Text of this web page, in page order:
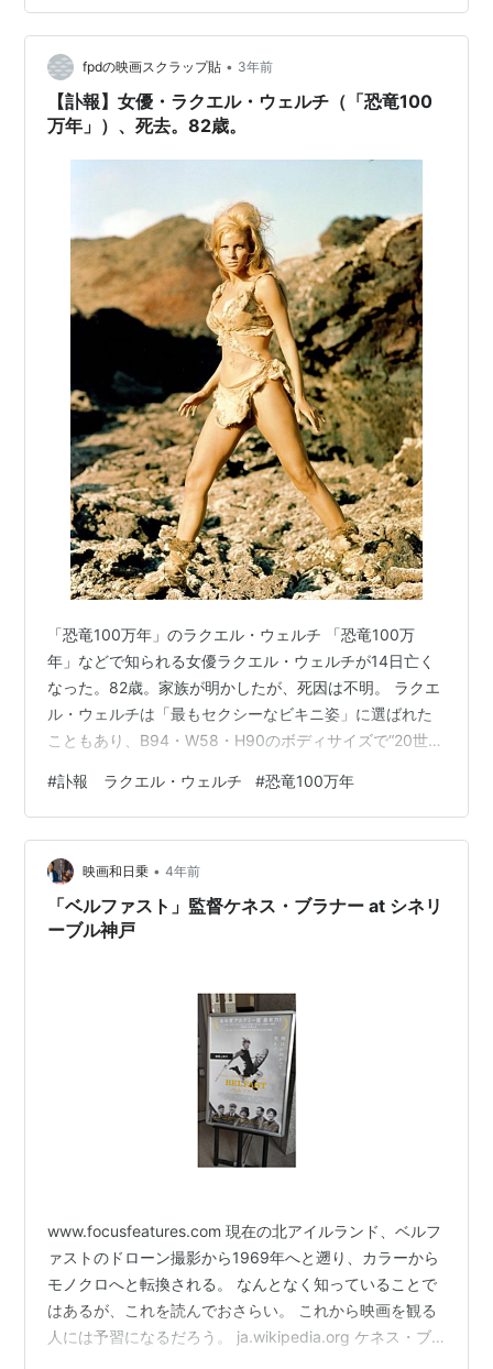
の脅威を逃れ、愛を求めて岩山を駆けまわる。 ハマー・
プロが製作した英国映画で、スペインのカナリア諸島
（ランサローテ島とテネリフェ島）でロケ撮影が敢行さ
れた。監督はテレビ出身のドン・チャフィ。撮影はウィ
ルキー・クーパー、音楽…
fpdの映画スクラップ貼 • 3年前
【訃報】女優・ラクエル・ウェルチ（「恐竜100
万年」）、死去。82歳。
「恐竜100万年」のラクエル・ウェルチ 「恐竜100万
年」などで知られる女優ラクエル・ウェルチが14日亡く
なった。82歳。家族が明かしたが、死因は不明。 ラクエ
ル・ウェルチは「最もセクシーなビキニ姿」に選ばれた
こともあり、B94・W58・H90のボディサイズで“20世紀
た。 1966年の映画「ミクロの決死圏」に出演し名前を知
られるようになった。この映画を劇場でみたときは、ど
うやって撮影したのかと驚いた記憶がある。 その年に出
演した「恐竜100万年」では、セリフは少ないものの大胆
なビキニ姿で原始人を演じて大ブレイク。一躍ハリウッ
ドのセックス…
#訃報 ラクエル・ウェルチ #恐竜100万年
映画和日乗 • 4年前
「ベルファスト」監督ケネス・ブラナー at シネリ
ーブル神戸
www.focusfeatures.com 現在の北アイルランド、ベルフ
ァストのドローン撮影から1969年へと遡り、カラーから
モノクロへと転換される。 なんとなく知っていることで
はあるが、これを読んでおさらい。 これから映画を観る
人には予習になるだろう。 ja.wikipedia.org ケネス・ブ